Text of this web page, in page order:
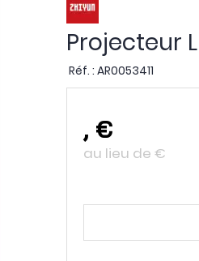
Projecteur
Réf. : AR0053411
, €
au lieu de €